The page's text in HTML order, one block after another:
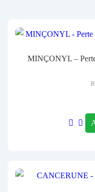
MINÇONYL –